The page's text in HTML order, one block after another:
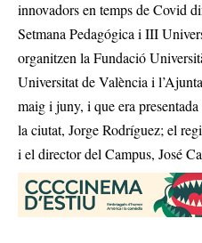
innovadors en temps de Covid
Setmana Pedagógica i III
organitzen la Fundació
Universitat de València i
maig i juny, i que era
la ciutat, Jorge Rodríguez; el
i el director del Campus, José